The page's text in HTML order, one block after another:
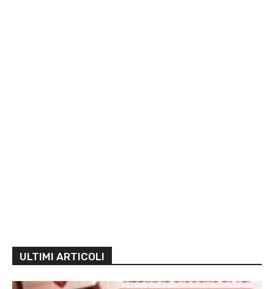
ULTIMI ARTICOLI